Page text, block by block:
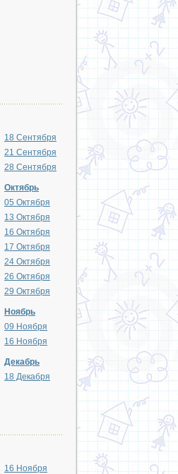
18 Сентября
21 Сентября
28 Сентября
Октябрь
05 Октября
13 Октября
16 Октября
17 Октября
24 Октября
26 Октября
29 Октября
Ноябрь
09 Ноября
16 Ноября
Декабрь
18 Декабря
16 Ноября